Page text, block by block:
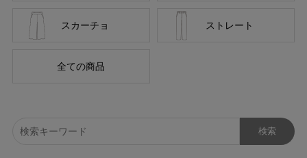
スカーチョ ストレート
全ての商品